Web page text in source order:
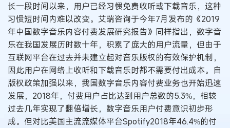
长一段时间以来，用户已经习惯免费收听或下载音乐，这种
习惯短时间内难以改变。艾瑞咨询于今年7月发布的《2019
年中国数字音乐内容付费发展研究报告》同样指出，数字音
乐在我国发展历时数十年，积累了庞大的用户流量，但由于
互联网平台在过去并未建立起对音乐版权的有效保护机制，
因此用户在网络上收听和下载音乐时都不需要付出成本。自
版权政策加强以来，我国数字音乐内容付费业务也开始迅速
发展，2018年，付费用户占比达到用户总数的5.3%，相较
过去几年实现了翻倍增长，数字音乐用户付费意识初步形
成。但对比美国主流流媒体平台Spotify2018年46.4%的付